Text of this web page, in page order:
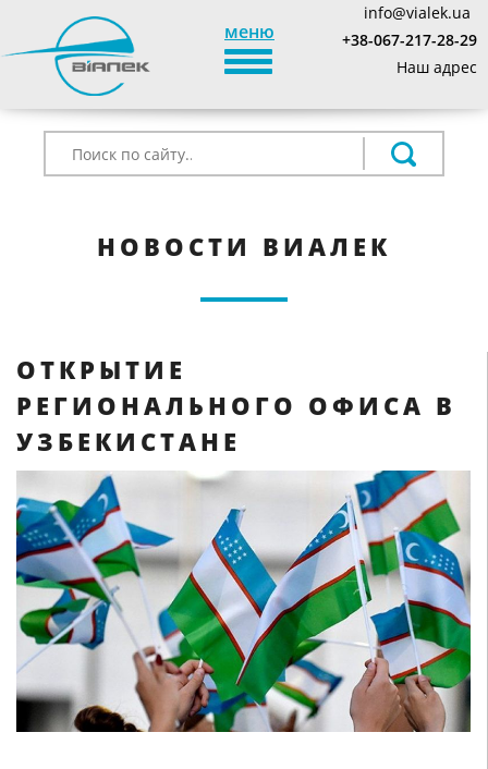
меню
TOGGLE_NAVIGATION
info@vialek.ua
+38-067-217-28-29
Наш адрес
НОВОСТИ ВИАЛЕК
ОТКРЫТИЕ
РЕГИОНАЛЬНОГО ОФИСА В
УЗБЕКИСТАНЕ